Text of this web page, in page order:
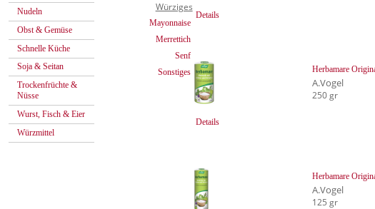
Nudeln
Obst & Gemüse
Schnelle Küche
Soja & Seitan
Trockenfrüchte &
Nüsse
Wurst, Fisch & Eier
Würzmittel
Würziges
Mayonnaise
Merrettich
Senf
Sonstiges
Details
Details
Herbamare
A.Vogel
250 gr
Herbamare
A.Vogel
125 gr